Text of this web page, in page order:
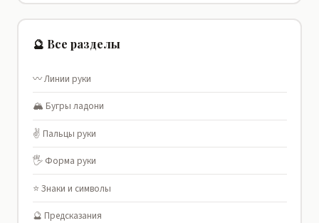
🔮 Все разделы
〰️ Линии руки
🏔️ Бугры ладони
✌️ Пальцы руки
🖐️ Форма руки
⭐ Знаки и символы
🔮 Предсказания